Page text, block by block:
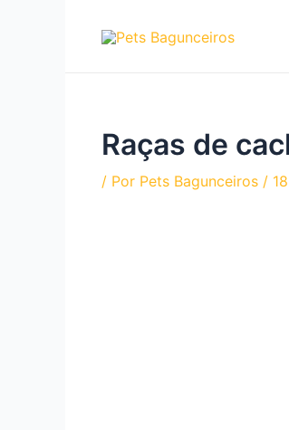
Raças de
/ Por Pets Bagunceiros /